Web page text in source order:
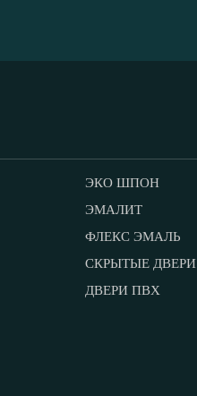
ЭКО ШПОН
ЭМАЛИТ
ФЛЕКС ЭМАЛЬ
СКРЫТЫЕ ДВЕРИ
ДВЕРИ ПВХ